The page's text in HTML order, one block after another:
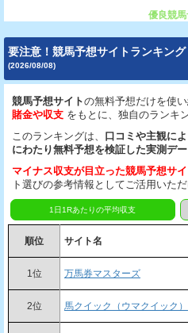
優良競馬
要注意！競馬予想サイトランキング
(2026/08/08)
競馬予想サイトの無料予想だけを使い
賭金や収支 をもとに、独自のランキ
このランキングは、 口コミや主観に
にわたり無料予想を検証した実測デ
マイナス収支が目立った競馬予想サイ
ト選びの参考情報としてご活用いただ
1日1Rあたりの平均収支
順位 サイト名
1位 万馬券マスターズ
2位 馬クイック（ウマクイック）